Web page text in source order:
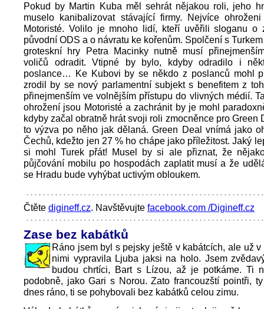
Pokud by Martin Kuba měl sehrát nějakou roli, jeho
muselo kanibalizovat stávající firmy. Nejvíce
Motoristé. Volilo je mnoho lidí, kteří uvěřili sloganu o
původní ODS a o návratu ke kořenům. Spolčení s
groteskní hry Petra Macinky nutně musí
voličů odradit. Vtipné by bylo, kdyby odradilo i
poslance… Ke Kubovi by se někdo z poslanců mohl
zrodil by se nový parlamentní subjekt s benefitem z
přinejmenším ve volnějším přístupu do vlivných médií.
ohrožení jsou Motoristé a zachránit by je mohl
kdyby začal obratně hrát svoji roli zmocněnce pro Green
to výzva po něho jak dělaná. Green Deal vnímá jako
Čechů, kdežto jen 27 % ho chápe jako příležitost. Jaký
si mohl Turek přát! Musel by si ale přiznat, že
půjčování mobilu po hospodách zaplatit musí a že
se Hradu bude vyhýbat uctivým obloukem.
Čtěte digineff.cz. Navštěvujte facebook.com /Digineff.cz
Zase bez kabátků
Ráno jsem byl s pejsky ještě v kabátcích, ale už
nimi vypravila Ljuba jaksi na holo. Jsem
budou chrtíci, Bart s Lízou, až je potkáme. Ti
podobně, jako Gari s Norou. Zato francouzští pointři,
dnes ráno, ti se pohybovali bez kabátků celou zimu.